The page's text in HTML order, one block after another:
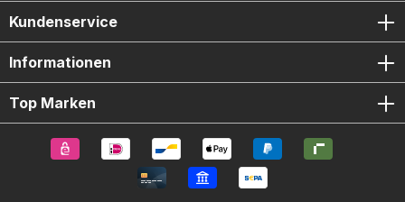
Kundenservice
Informationen
Top Marken